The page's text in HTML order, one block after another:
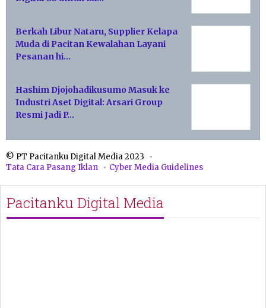
Berkah Libur Nataru, Supplier Kelapa
Muda di Pacitan Kewalahan Layani
Pesanan hi…
Hashim Djojohadikusumo Masuk ke
Industri Aset Digital: Arsari Group
Resmi Jadi P…
© PT Pacitanku Digital Media 2023
Tata Cara Pasang Iklan
Cyber Media Guidelines
Pacitanku Digital Media